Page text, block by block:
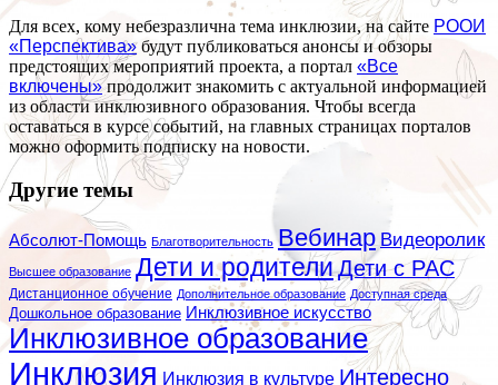
Для всех, кому небезразлична тема инклюзии, на сайте РООИ
«Перспектива»будут публиковаться анонсы и обзоры
предстоящих мероприятий проекта, а портал «Все
включены»продолжит знакомить с актуальной информацией
из области инклюзивного образования. Чтобы всегда
оставаться в курсе событий, на главных страницах порталов
можно оформить подписку на новости.
Другие темы
Абсолют-Помощь Благотворительность Вебинар Видеоролик
Высшее образование Дети и родителиДети с РАС
Дистанционное обучение Дополнительное образование Доступная среда
Дошкольное образование Инклюзивное искусство
Инклюзивное образование
Инклюзия Инклюзия в культуре Интересно